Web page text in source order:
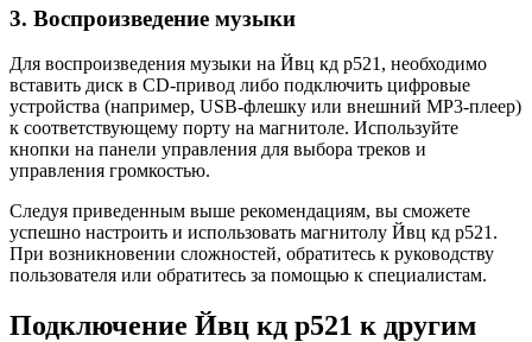
3. Воспроизведение музыки
Для воспроизведения музыки на Йвц кд р521, необходимо
вставить диск в CD-привод либо подключить цифровые
устройства (например, USB-флешку или внешний MP3-плеер)
к соответствующему порту на магнитоле. Используйте
кнопки на панели управления для выбора треков и
управления громкостью.
Следуя приведенным выше рекомендациям, вы сможете
успешно настроить и использовать магнитолу Йвц кд р521.
При возникновении сложностей, обратитесь к руководству
пользователя или обратитесь за помощью к специалистам.
Подключение Йвц кд р521 к другим